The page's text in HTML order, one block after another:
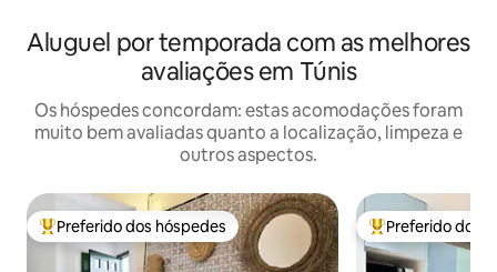
Aluguel por temporada com as melhores
avaliações em Túnis
Os hóspedes concordam: estas acomodações foram
muito bem avaliadas quanto a localização, limpeza e
outros aspectos.
Entre os melhores preferidos dos hóspedes
Preferido dos hóspedes Entre os
Preferido dos